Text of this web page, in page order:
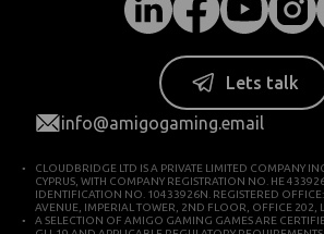
Lets talk
info@amigogaming.email
CLOUDBRIDGE LTD IS A PRIVATE LIMITED COMPANY
CYPRUS, WITH COMPANY REGISTRATION NO. HE
IDENTIFICATION NO. 10433926N. REGISTERED
AVENUE, IMPERIAL TOWER, 2ND FLOOR, OFFICE 202,
A SELECTION OF AMIGO GAMING GAMES ARE